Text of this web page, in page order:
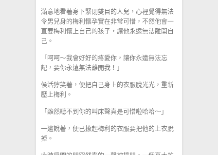
滿意地看著身下緊閉雙目的人兒，心裡覺得無法
令男兒身的梅利懷孕實在非常可惜，不然他會一
直要梅利懷上自己的孩子，讓他永遠無法離開自
己。
「呵呵～我會好好的疼愛你，讓你永遠無法忘
記，要你永遠無法離開我！」
侯活獰笑著，便把自己身上的衣服脫光光，重新
壓上梅利。
「雖然聽不到你的叫床聲真是可惜啦哈哈～」
一邊說著，便已撩起梅利的衣服要把他的上衣脫
掉。